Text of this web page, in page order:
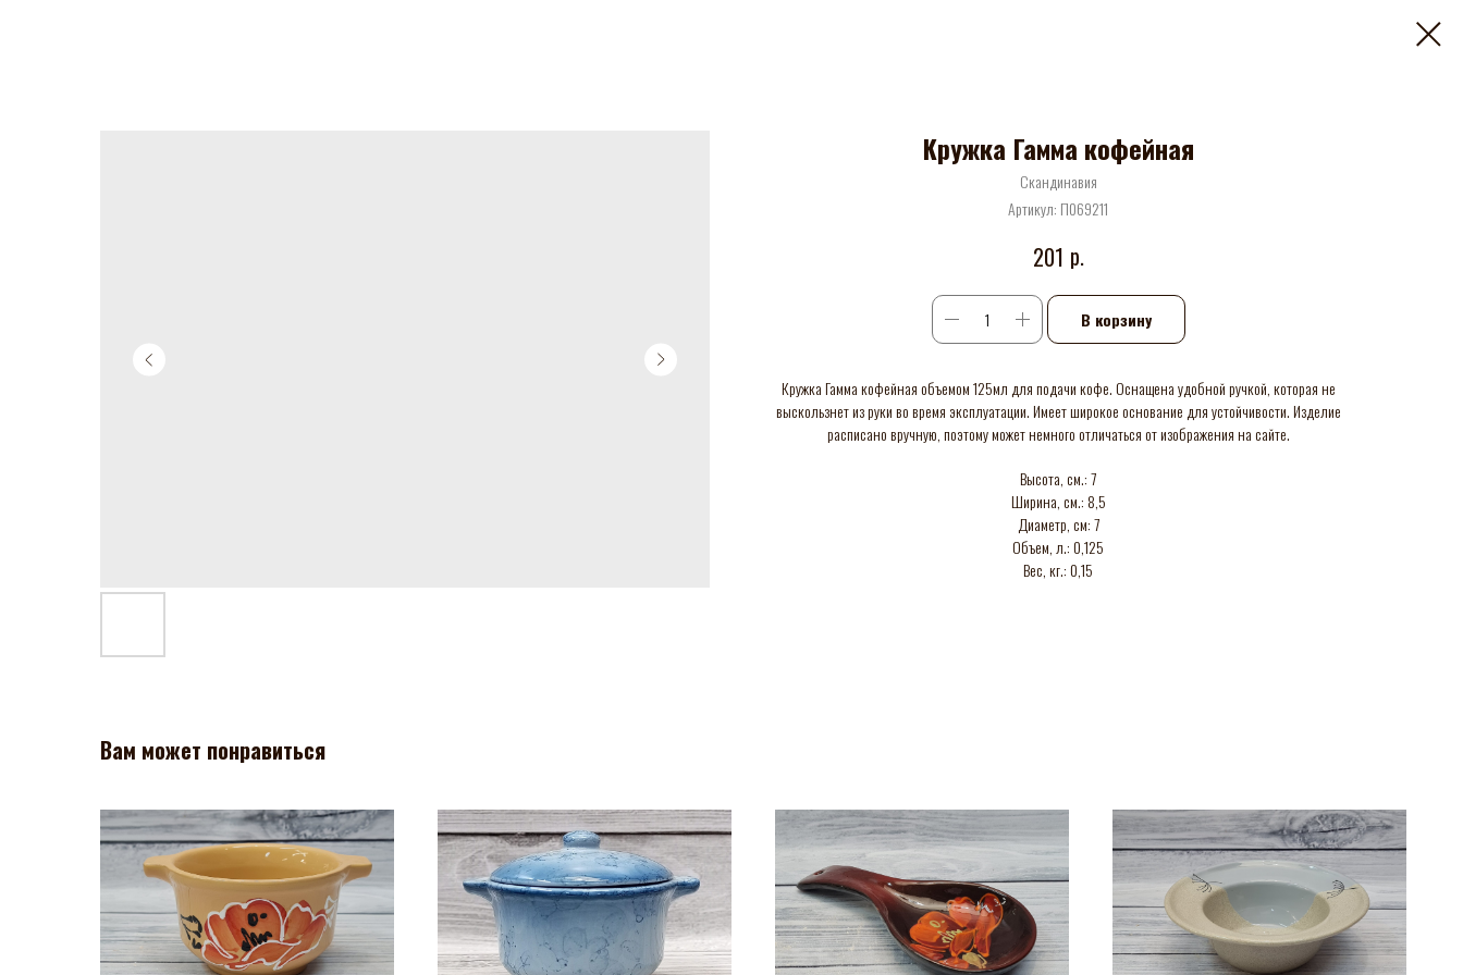
Кружка Гамма кофейная
Скандинавия
Артикул: П069211
201 р.
В корзину
Кружка Гамма кофейная объемом 125мл для подачи кофе. Оснащена удобной ручкой, которая не
выскользнет из руки во время эксплуатации. Имеет широкое основание для устойчивости. Изделие
расписано вручную, поэтому может немного отличаться от изображения на сайте.
Высота, см.: 7
Ширина, см.: 8,5
Диаметр, см: 7
Объем, л.: 0,125
Вес, кг.: 0,15
Вам может понравиться